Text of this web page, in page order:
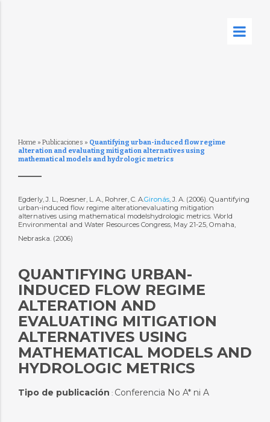
Home » Publicaciones » Quantifying urban-induced flow regime
alteration and evaluating mitigation alternatives using
mathematical models and hydrologic metrics
Egderly, J. L., Roesner, L. A., Rohrer, C. A.Gironás, J. A. (2006). Quantifying
urban-induced flow regime alterationevaluating mitigation
alternatives using mathematical modelshydrologic metrics. World
Environmental and Water Resources Congress, May 21-25, Omaha,
Nebraska. (2006)
QUANTIFYING URBAN-
INDUCED FLOW REGIME
ALTERATION AND
EVALUATING MITIGATION
ALTERNATIVES USING
MATHEMATICAL MODELS AND
HYDROLOGIC METRICS
Tipo de publicación : Conferencia No A* ni A